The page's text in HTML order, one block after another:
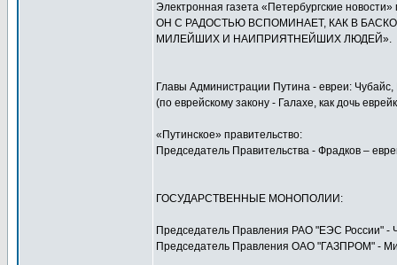
Электронная газета «Петербургские
ОН С РАДОСТЬЮ ВСПОМИНАЕТ, КАК В
МИЛЕЙШИХ И НАИПРИЯТНЕЙШИХ ЛЮДЕЙ».
Главы Администрации Путина - евреи:
(по еврейскому закону - Галахе, как дочь
«Путинское» правительство:
Председатель Правительства - Фрадков –
ГОСУДАРСТВЕННЫЕ МОНОПОЛИИ:
Председатель Правления РАО "ЕЭС России" -
Председатель Правления ОАО "ГАЗПРОМ" -